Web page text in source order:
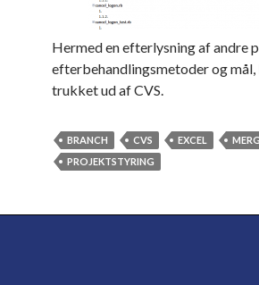
Hermed en efterlysning af andre
efterbehandlingsmetoder og mål,
trukket ud af CVS.
BRANCH CVS EXCEL
PROJEKTSTYRING